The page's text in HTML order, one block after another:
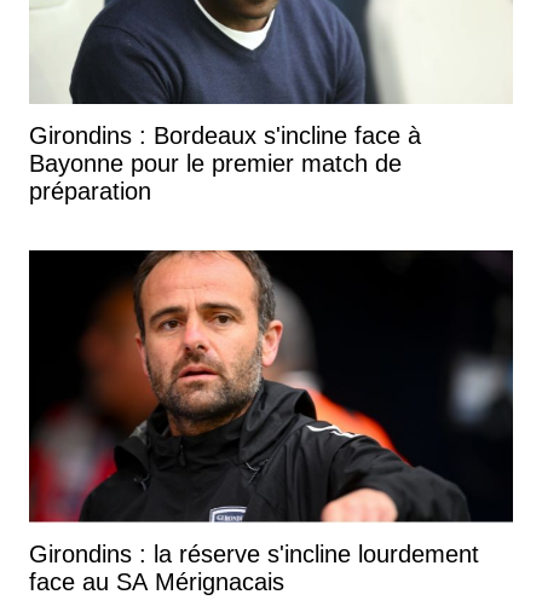
Girondins : Bordeaux s'incline face à
Bayonne pour le premier match de
préparation
Girondins : la réserve s'incline lourdement
face au SA Mérignacais